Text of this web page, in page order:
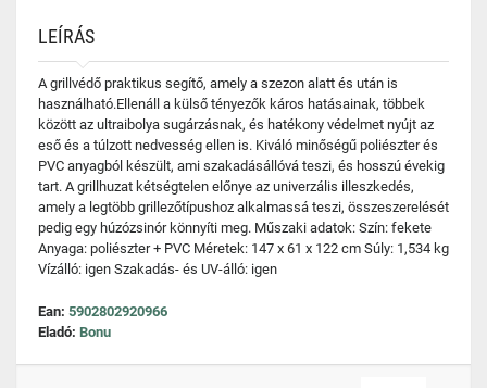
LEÍRÁS
A grillvédő praktikus segítő, amely a szezon alatt és után is
használható.Ellenáll a külső tényezők káros hatásainak, többek
között az ultraibolya sugárzásnak, és hatékony védelmet nyújt az
eső és a túlzott nedvesség ellen is. Kiváló minőségű poliészter és
PVC anyagból készült, ami szakadásállóvá teszi, és hosszú évekig
tart. A grillhuzat kétségtelen előnye az univerzális illeszkedés,
amely a legtöbb grillezőtípushoz alkalmassá teszi, összeszerelését
pedig egy húzózsinór könnyíti meg. Műszaki adatok: Szín: fekete
Anyaga: poliészter + PVC Méretek: 147 x 61 x 122 cm Súly: 1,534 kg
Vízálló: igen Szakadás- és UV-álló: igen
Ean: 5902802920966
Eladó: Bonu